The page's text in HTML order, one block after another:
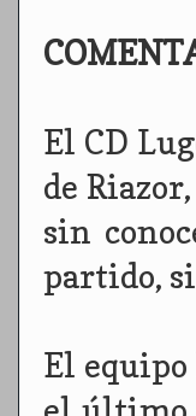
El CD
de
sin
partido,
El equipo